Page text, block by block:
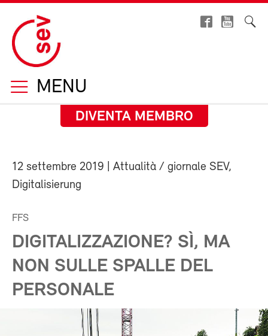
MENU
DIVENTA MEMBRO
12 settembre 2019 | Attualità / giornale SEV,
Digitalisierung
FFS
DIGITALIZZAZIONE? SÌ, MA
NON SULLE SPALLE DEL
PERSONALE